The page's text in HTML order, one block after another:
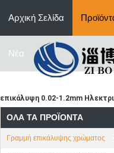
Αρχική Σελίδα
Νέα
επικάλυψη 0.02-1.2mm
ΌΛΑ ΤΑ ΠΡΟΪΌΝΤΑ
Γραμμή επικάλυψης χρώματος